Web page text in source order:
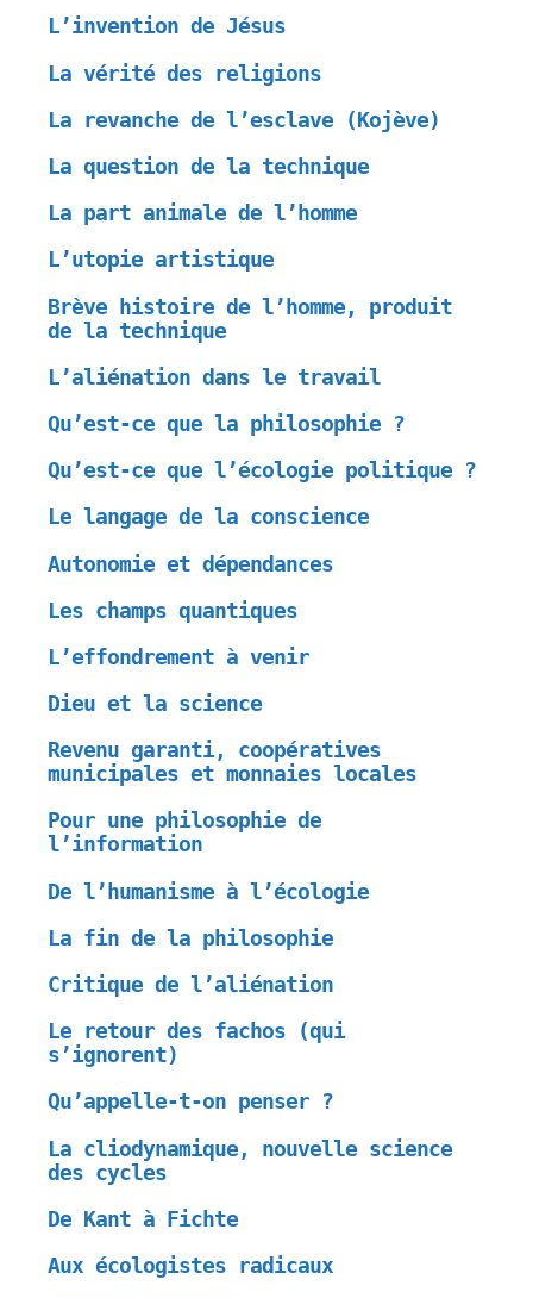
L’invention de Jésus
La vérité des religions
La revanche de l’esclave (Kojève)
La question de la technique
La part animale de l’homme
L’utopie artistique
Brève histoire de l’homme, produit
de la technique
L’aliénation dans le travail
Qu’est-ce que la philosophie ?
Qu’est-ce que l’écologie politique ?
Le langage de la conscience
Autonomie et dépendances
Les champs quantiques
L’effondrement à venir
Dieu et la science
Revenu garanti, coopératives
municipales et monnaies locales
Pour une philosophie de
l’information
De l’humanisme à l’écologie
La fin de la philosophie
Critique de l’aliénation
Le retour des fachos (qui
s’ignorent)
Qu’appelle-t-on penser ?
La cliodynamique, nouvelle science
des cycles
De Kant à Fichte
Aux écologistes radicaux